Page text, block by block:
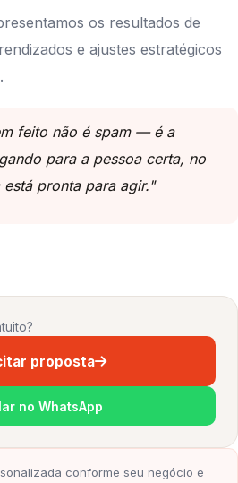
os resultados de
e ajustes estratégicos
feito não é spam — é a
para a pessoa certa, no
pronta para agir."
proposta
no WhatsApp
conforme seu negócio e